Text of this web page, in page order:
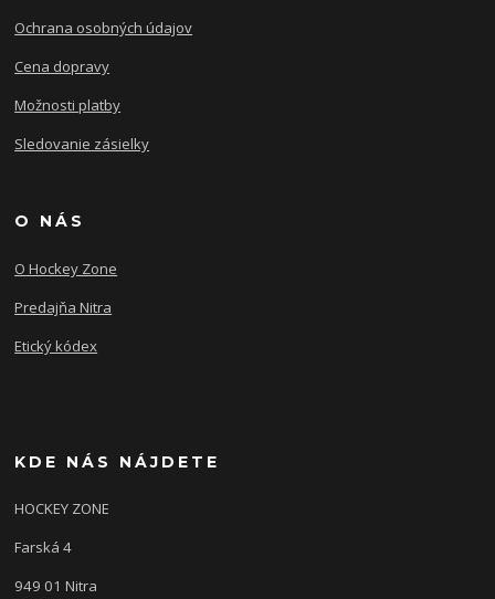
Ochrana osobných údajov
Cena dopravy
Možnosti platby
Sledovanie zásielky
O NÁS
O Hockey Zone
Predajňa Nitra
Etický kódex
KDE NÁS NÁJDETE
HOCKEY ZONE
Farská 4
949 01 Nitra